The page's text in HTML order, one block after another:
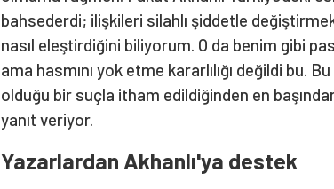
bahsederdi; ilişkileri silahlı şiddetle
nasıl eleştirdiğini biliyorum. O da benim gibi
ama hasmını yok etme kararlılığı değildi bu.
olduğu bir suçla itham edildiğinden en
yanıt veriyor.
Yazarlardan Akhanlı'ya destek